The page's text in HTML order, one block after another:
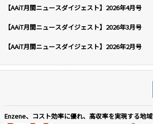
【AAiT月間ニュースダイジェスト】2026年4月号
【AAiT月間ニュースダイジェスト】2026年3月号
【AAiT月間ニュースダイジェスト】2026年2月号
Enzene、コスト効率に優れ、高収率を実現する地